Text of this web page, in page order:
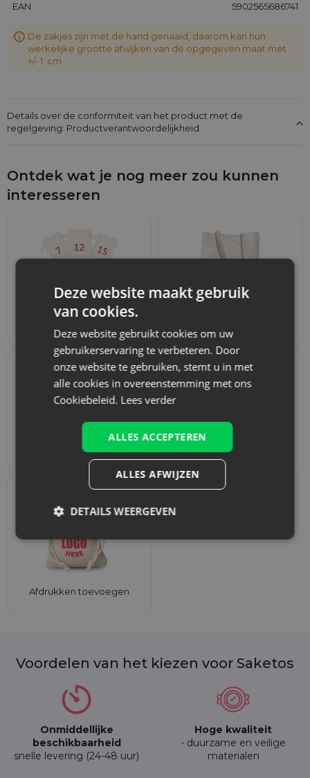
EAN
5902565686741
De zakjes zijn met de hand genaaid, daarom kan hun
werkelijke grootte afwijken van de opgegeven maat met
+/- 1 cm
Details over de conformiteit van het product met de
regelgeving: Productverantwoordelijkheid
Ontdek wat je nog meer zou kunnen
interesseren
Accessoires en decoraties Sets
Afdrukken toevoegen
Voordelen van het kiezen voor Saketos
Onmiddellijke
beschikbaarheid
snelle levering (24-48 uur)
Hoge kwaliteit
- duurzame en veilige
materialen
Deze website maakt gebruik
van cookies.
Deze website gebruikt cookies om uw
gebruikerservaring te verbeteren. Door
onze website te gebruiken, stemt u in met
alle cookies in overeenstemming met ons
Cookiebeleid. Lees verder
ALLES ACCEPTEREN
ALLES AFWIJZEN
DETAILS WEERGEVEN